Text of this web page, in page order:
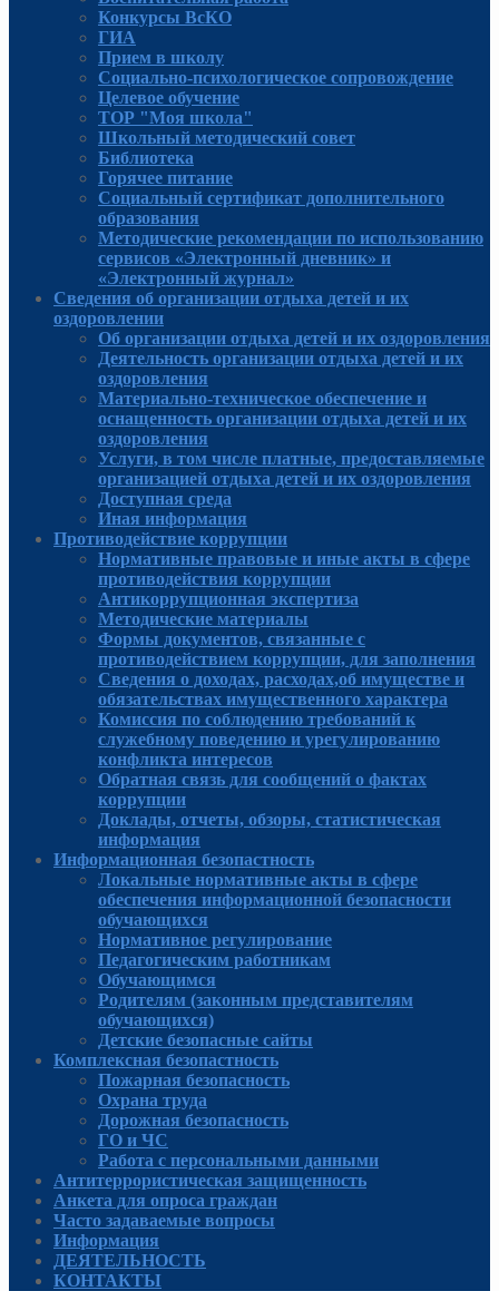
Конкурсы ВсКО
ГИА
Прием в школу
Социально-психологическое сопровождение
Целевое обучение
ТОР "Моя школа"
Школьный методический совет
Библиотека
Горячее питание
Социальный сертификат дополнительного
образования
Методические рекомендации по использованию
сервисов «Электронный дневник» и
«Электронный журнал»
Сведения об организации отдыха детей и их
оздоровлении
Об организации отдыха детей и их оздоровления
Деятельность организации отдыха детей и их
оздоровления
Материально-техническое обеспечение и
оснащенность организации отдыха детей и их
оздоровления
Услуги, в том числе платные, предоставляемые
организацией отдыха детей и их оздоровления
Доступная среда
Иная информация
Противодействие коррупции
Нормативные правовые и иные акты в сфере
противодействия коррупции
Антикоррупционная экспертиза
Методические материалы
Формы документов, связанные с
противодействием коррупции, для заполнения
Сведения о доходах, расходах,об имуществе и
обязательствах имущественного характера
Комиссия по соблюдению требований к
служебному поведению и урегулированию
конфликта интересов
Обратная связь для сообщений о фактах
коррупции
Доклады, отчеты, обзоры, статистическая
информация
Информационная безопастность
Локальные нормативные акты в сфере
обеспечения информационной безопасности
обучающихся
Нормативное регулирование
Педагогическим работникам
Обучающимся
Родителям (законным представителям
обучающихся)
Детские безопасные сайты
Комплексная безопастность
Пожарная безопасность
Охрана труда
Дорожная безопасность
ГО и ЧС
Работа с персональными данными
Антитеррористическая защищенность
Анкета для опроса граждан
Часто задаваемые вопросы
Информация
ДЕЯТЕЛЬНОСТЬ
КОНТАКТЫ